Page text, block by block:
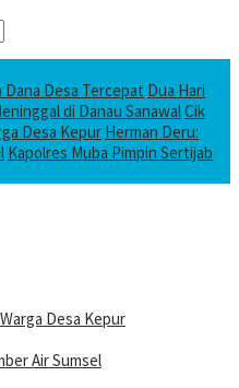
Dana Desa Tercepat Dua Hari
di Danau SanawalCik
Desa Kepur Herman Deru:
Kapolres Muba Pimpin Sertijab
Desa Kepur
Air Sumsel